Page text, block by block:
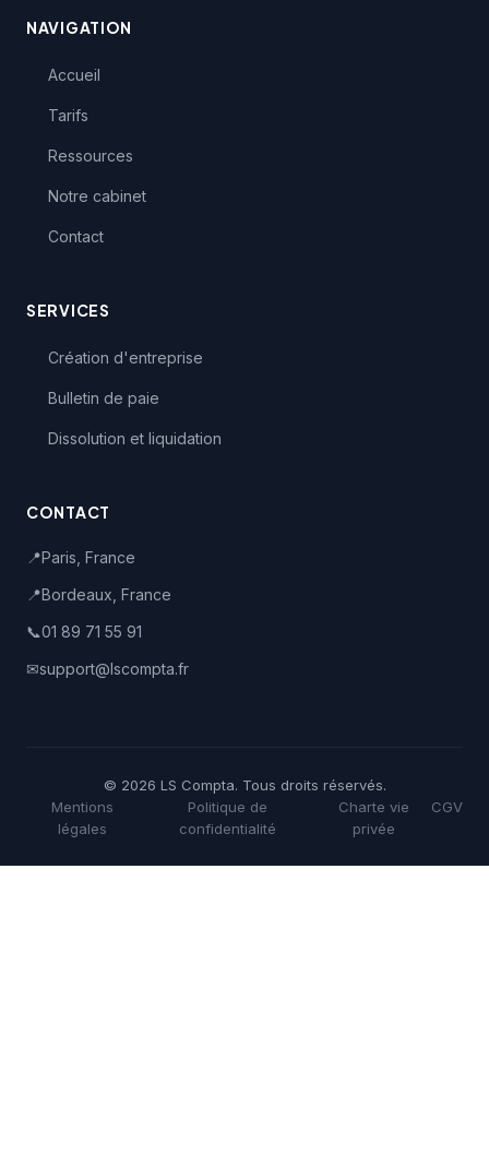
NAVIGATION
Accueil
Tarifs
Ressources
Notre cabinet
Contact
SERVICES
Création d'entreprise
Bulletin de paie
Dissolution et liquidation
CONTACT
📍Paris, France
📍Bordeaux, France
📞01 89 71 55 91
✉support@lscompta.fr
© 2026 LS Compta. Tous droits réservés.
Mentions
légales
Politique de
confidentialité
Charte vie
privée
CGV